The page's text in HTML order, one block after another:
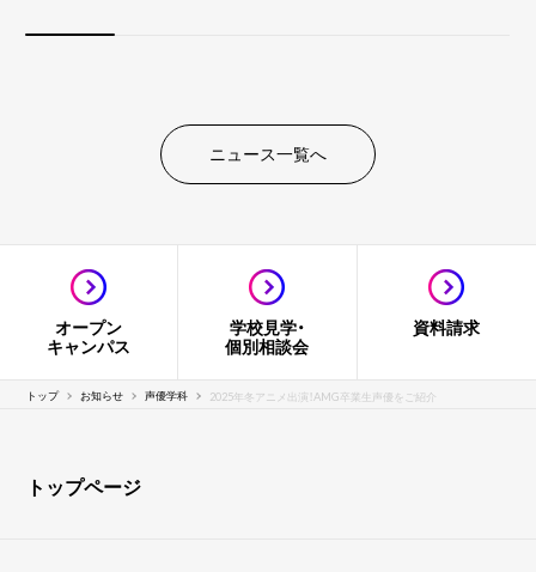
ニュース一覧へ
オープン
キャンパス
学校見学・
個別相談会
資料請求
トップ お知らせ 声優学科 2025年冬アニメ出演！AMG卒業生声優をご紹介
トップページ